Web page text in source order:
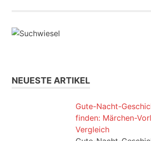
NEUESTE ARTIKEL
Gute-Nacht-
finden: Märchen-
Vergleich